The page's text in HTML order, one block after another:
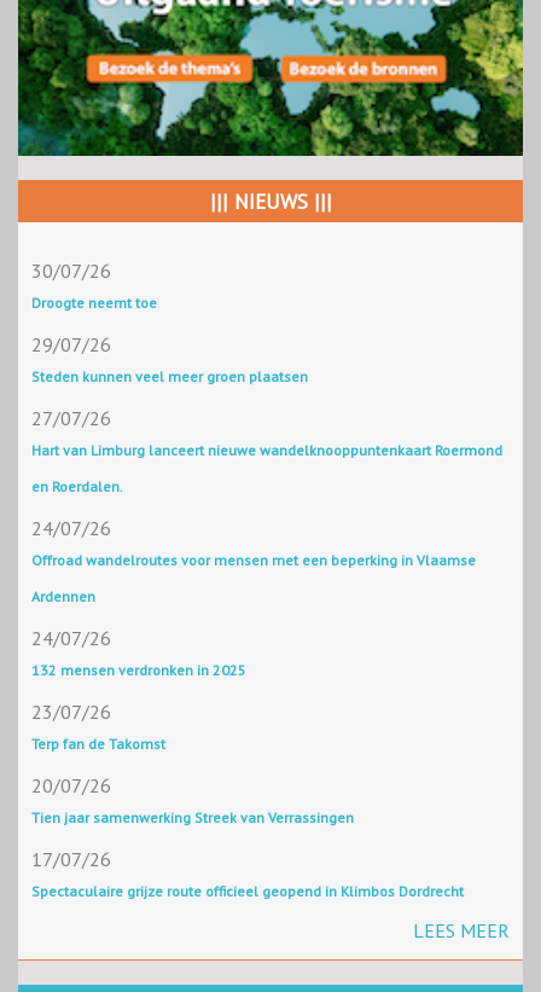
||| NIEUWS |||
30/07/26
Droogte neemt toe
29/07/26
Steden kunnen veel meer groen plaatsen
27/07/26
Hart van Limburg lanceert nieuwe wandelknooppuntenkaart Roermond
en Roerdalen.
24/07/26
Offroad wandelroutes voor mensen met een beperking in Vlaamse
Ardennen
24/07/26
132 mensen verdronken in 2025
23/07/26
Terp fan de Takomst
20/07/26
Tien jaar samenwerking Streek van Verrassingen
17/07/26
Spectaculaire grijze route officieel geopend in Klimbos Dordrecht
LEES MEER